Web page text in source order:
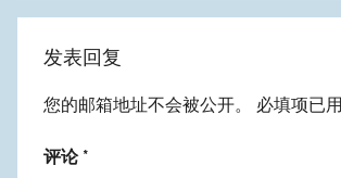
发表回复
您的邮箱地址不会被公开。 必填项已用
评论 *